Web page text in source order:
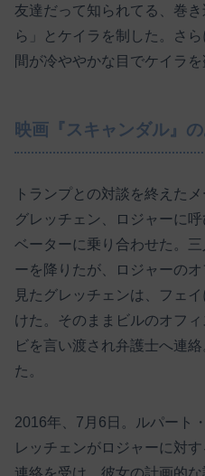
友達だって知られてる、巻
ら」とケイラを制した。さ
間が冷ややかな目でケイラを
映画『スキャンダル』の
トランプとの対談を終えた
グレッチェン、ロジャーに
ベーターに乗り合わせた。
ーを降りたが、ロジャーの
見たグレッチェンは、フェ
けた。そのままビルのオフ
ビを言い渡され弁護士へ連
た。
2016年、7月6日。ルパート
レッチェンがロジャーに対
連絡を受け、彼女の計画的